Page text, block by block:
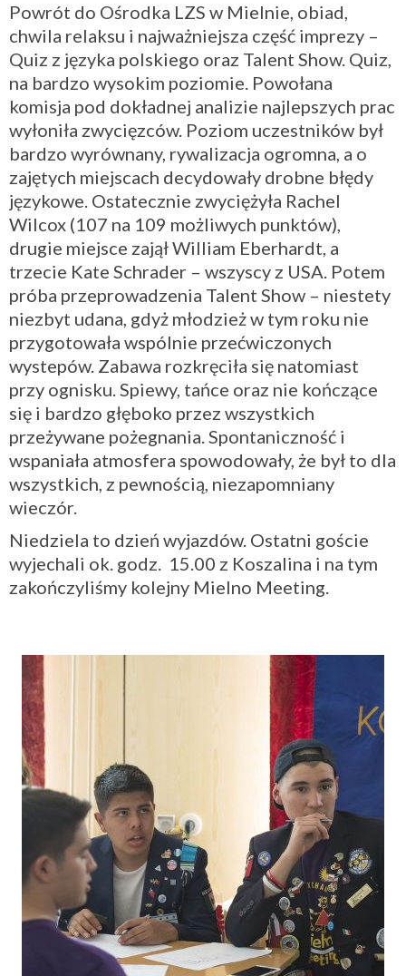
Powrót do Ośrodka LZS w Mielnie, obiad,
chwila relaksu i najważniejsza część imprezy –
Quiz z języka polskiego oraz Talent Show. Quiz,
na bardzo wysokim poziomie. Powołana
komisja pod dokładnej analizie najlepszych prac
wyłoniła zwycięzców. Poziom uczestników był
bardzo wyrównany, rywalizacja ogromna, a o
zajętych miejscach decydowały drobne błędy
językowe. Ostatecznie zwyciężyła Rachel
Wilcox (107 na 109 możliwych punktów),
drugie miejsce zajął William Eberhardt, a
trzecie Kate Schrader – wszyscy z USA. Potem
próba przeprowadzenia Talent Show – niestety
niezbyt udana, gdyż młodzież w tym roku nie
przygotowała wspólnie przećwiczonych
wystepów. Zabawa rozkręciła się natomiast
przy ognisku. Spiewy, tańce oraz nie kończące
się i bardzo głęboko przez wszystkich
przeżywane pożegnania. Spontaniczność i
wspaniała atmosfera spowodowały, że był to dla
wszystkich, z pewnością, niezapomniany
wieczór.
Niedziela to dzień wyjazdów. Ostatni goście
wyjechali ok. godz. 15.00 z Koszalina i na tym
zakończyliśmy kolejny Mielno Meeting.